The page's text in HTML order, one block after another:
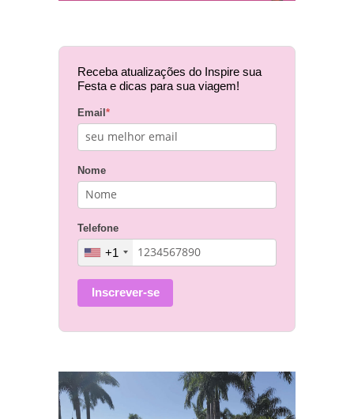
Receba atualizações do Inspire sua
Festa e dicas para sua viagem!
Email *
Nome
Telefone
+1
Inscrever-se